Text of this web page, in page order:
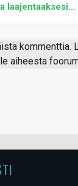
enemmän”.
tiimejä yhtiön
osapuolen
laajentaaksesi...
kommenttia.
aiheesta